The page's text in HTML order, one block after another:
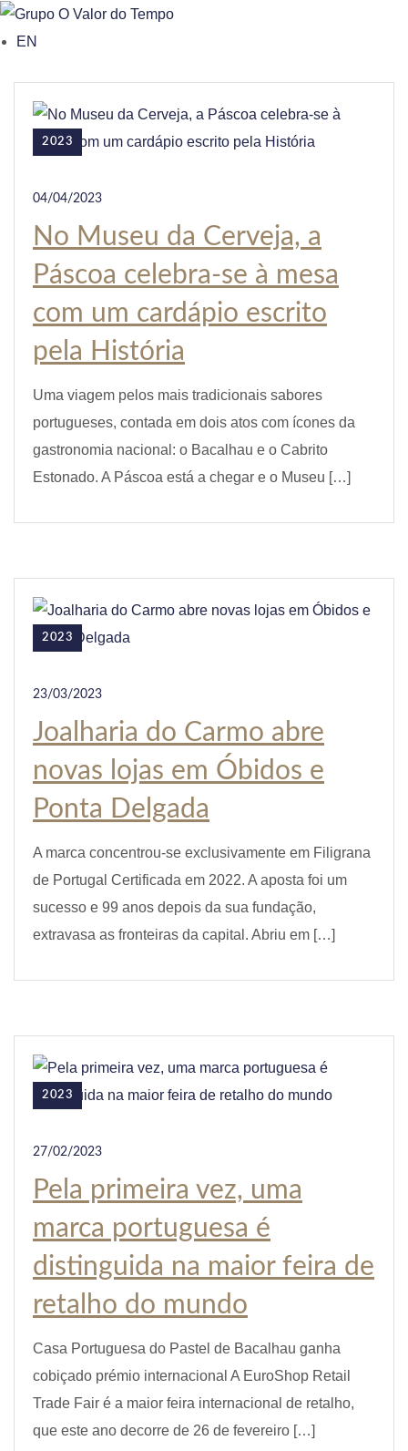
EN
2023
04/04/2023
No Museu da Cerveja, a
Páscoa celebra-se à mesa
com um cardápio escrito
pela História
Uma viagem pelos mais tradicionais sabores
portugueses, contada em dois atos com ícones da
gastronomia nacional: o Bacalhau e o Cabrito
Estonado. A Páscoa está a chegar e o Museu […]
2023
23/03/2023
Joalharia do Carmo abre
novas lojas em Óbidos e
Ponta Delgada
A marca concentrou-se exclusivamente em Filigrana
de Portugal Certificada em 2022. A aposta foi um
sucesso e 99 anos depois da sua fundação,
extravasa as fronteiras da capital. Abriu em […]
2023
27/02/2023
Pela primeira vez, uma
marca portuguesa é
distinguida na maior feira de
retalho do mundo
Casa Portuguesa do Pastel de Bacalhau ganha
cobiçado prémio internacional A EuroShop Retail
Trade Fair é a maior feira internacional de retalho,
que este ano decorre de 26 de fevereiro […]